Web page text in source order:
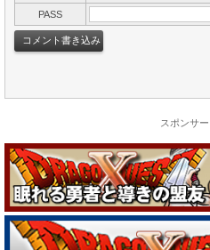
PASS
スポンサ